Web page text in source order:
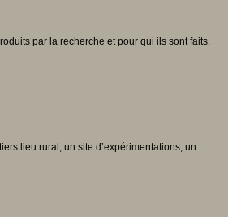
par la recherche et pour qui ils sont faits.
lieu rural, un site d’expérimentations, un